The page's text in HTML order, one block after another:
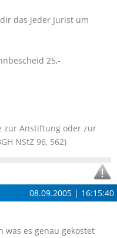
das jeder Jurist um
25,-
zur Anstiftung oder zur
NStZ 96, 562)
08.09.2005 | 16:15:40
was es genau gekostet